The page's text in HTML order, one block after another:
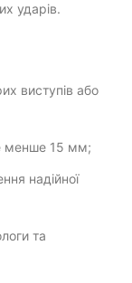
ударів.
виступів або
менше 15 мм;
надійної
та